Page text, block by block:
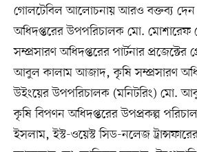
গোলটেবিল আলোচনায় আরও বক্তব্য দেন
অধিদপ্তরের উপপরিচালক মো. মোশারেফ
সম্প্রসারণ অধিদপ্তরের পার্টনার প্রজেক্টের
আবুল কালাম আজাদ, কৃষি সম্প্রসারণ
উইংয়ের উপপরিচালক (মনিটরিং) মো.
কৃষি বিপণন অধিদপ্তরের উপপ্রকল্প
ইসলাম, ইস্ট-ওয়েস্ট সিড-নলেজ